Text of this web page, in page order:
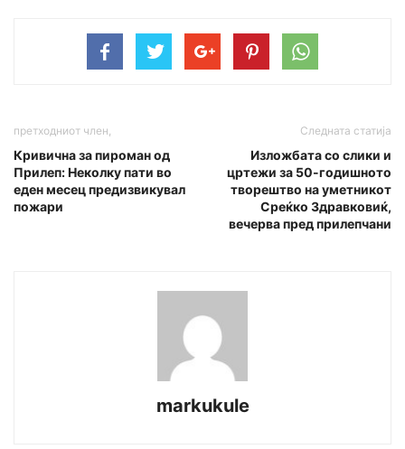
претходниот член,
Кривична за пироман од
Прилеп: Неколку пати во
еден месец предизвикувал
пожари
Следната статија
Изложбата со слики и
цртежи за 50-годишното
творештво на уметникот
Среќко Здравковиќ,
вечерва пред прилепчани
markukule